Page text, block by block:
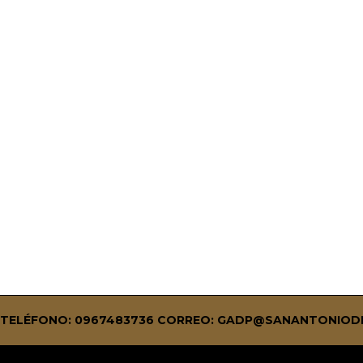
TELÉFONO: 0967483736 CORREO: